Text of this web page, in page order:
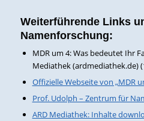
Weiterführende Links
Namenforschung:
MDR um 4: Was bedeutet Ihr
Mediathek (ardmediathek.de)
Offizielle Webseite von „MDR
Prof. Udolph – Zentrum für
ARD Mediathek: Inhalte